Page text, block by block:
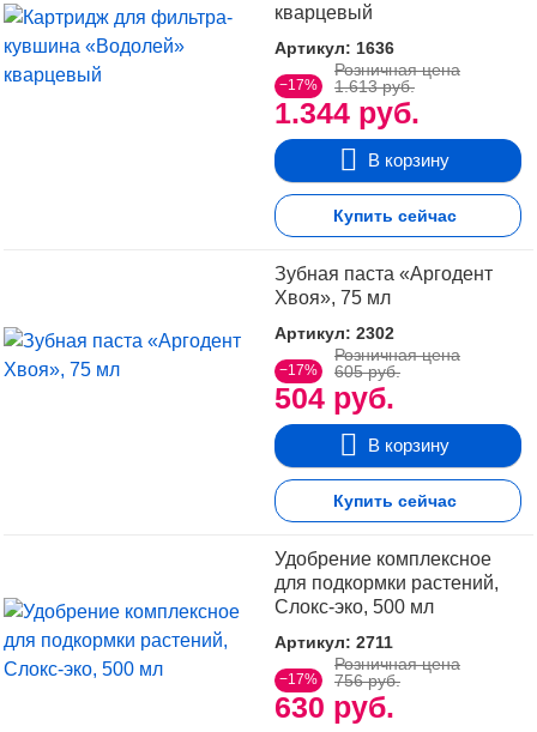
кварцевый
Артикул: 1636
−17%
1.344 руб.
Розничная цена
1.613 руб.
В корзину
Купить сейчас
Зубная паста «Аргодент
Хвоя», 75 мл
Артикул: 2302
−17%
504 руб.
Розничная цена
605 руб.
В корзину
Купить сейчас
Удобрение комплексное
для подкормки растений,
Слокс-эко, 500 мл
Артикул: 2711
−17%
630 руб.
Розничная цена
756 руб.